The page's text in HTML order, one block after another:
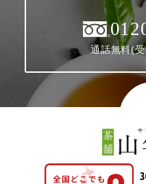
通話無料(